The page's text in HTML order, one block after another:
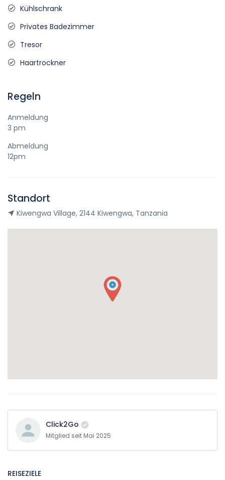
Kühlschrank
Privates Badezimmer
Tresor
Haartrockner
Regeln
Anmeldung
3 pm
Abmeldung
12pm
Standort
Kiwengwa Village, 2144 Kiwengwa, Tanzania
Click2Go
Mitglied seit Mai 2025
REISEZIELE